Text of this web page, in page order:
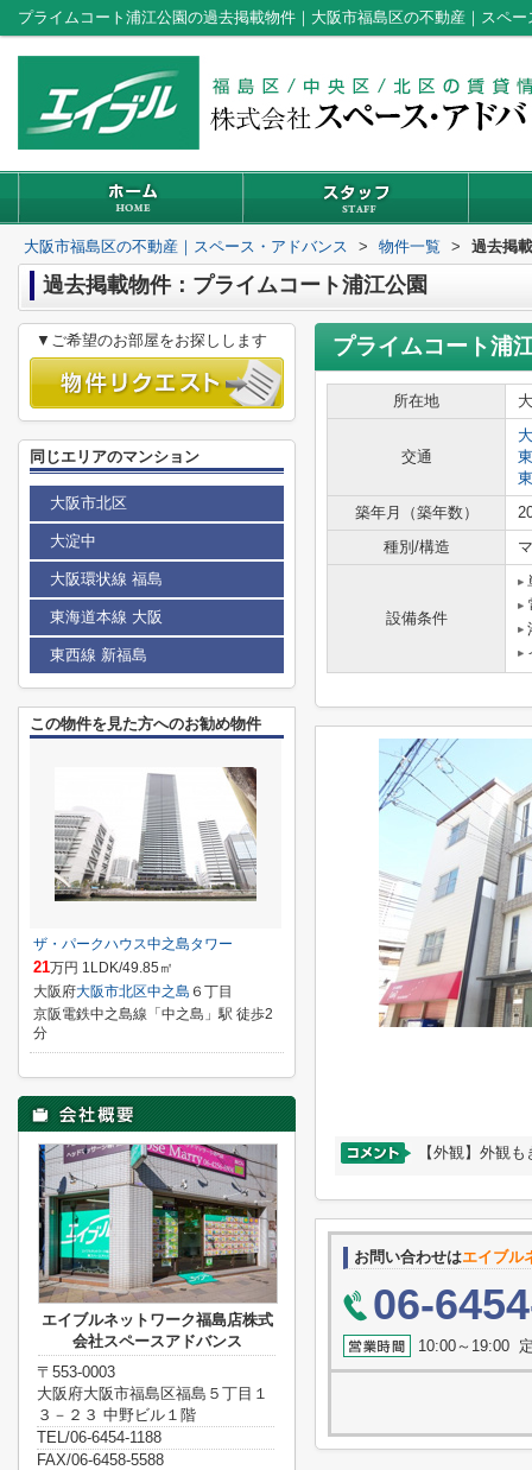
プライムコート浦江公園の過去掲載物件｜大阪市福島区の不動産｜スペ
大阪市福島区の不動産｜スペース・アドバンス > 物件一覧 > 過去掲
過去掲載物件：プライムコート浦江公園
プライムコート浦
所在地
交通
築年月（築年数）
種別/構造
設備条件
【外観】外観
お問い合わせはエイブル
06-
10:00～19:00
▼ご希望のお部屋をお探しします
同じエリアのマンション
大阪市北区
大淀中
大阪環状線 福島
東海道本線 大阪
東西線 新福島
この物件を見た方へのお勧め物件
ザ・パークハウス中之島タワー
21万円 1LDK/49.85㎡
大阪府大阪市北区中之島 ６丁目
京阪電鉄中之島線「中之島」駅 徒歩2
分
エイブルネットワーク福島店株式
会社スペースアドバンス
〒553-0003
大阪府大阪市福島区福島５丁目１
３－２３ 中野ビル１階
TEL/06-6454-1188
FAX/06-6458-5588